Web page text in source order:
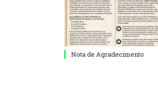
Nota de Agradecimento